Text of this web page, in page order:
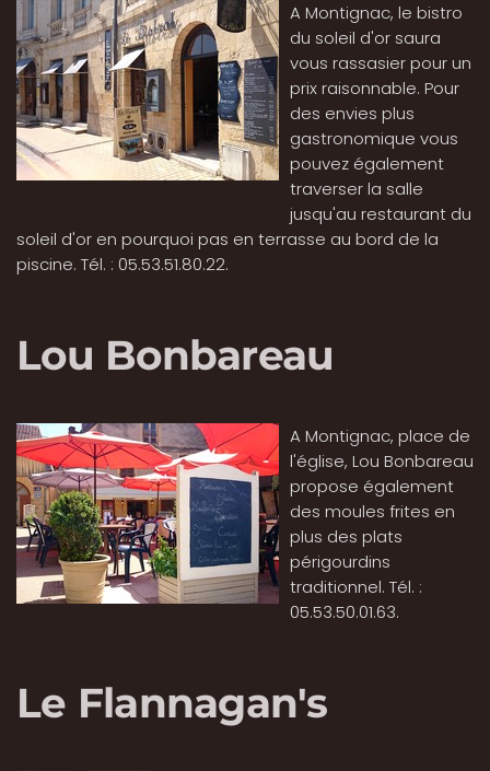
A Montignac, le bistro
du soleil d'or saura
vous rassasier pour un
prix raisonnable. Pour
des envies plus
gastronomique vous
pouvez également
traverser la salle
jusqu'au restaurant du
soleil d'or en pourquoi pas en terrasse au bord de la
piscine. Tél. : 05.53.51.80.22.
Lou Bonbareau
A Montignac, place de
l'église, Lou Bonbareau
propose également
des moules frites en
plus des plats
périgourdins
traditionnel. Tél. :
05.53.50.01.63.
Le Flannagan's